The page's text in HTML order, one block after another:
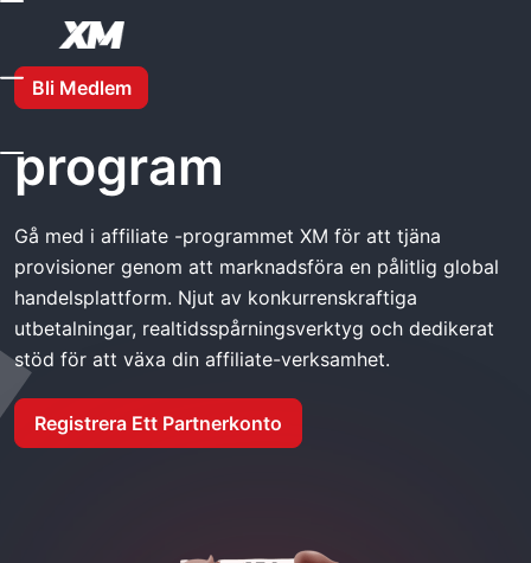
Bli Medlem
Hemma XM Affiliate-Program
XM Affiliate-
program
Gå med i affiliate -programmet XM för att tjäna
provisioner genom att marknadsföra en pålitlig global
handelsplattform. Njut av konkurrenskraftiga
utbetalningar, realtidsspårningsverktyg och dedikerat
stöd för att växa din affiliate-verksamhet.
Registrera Ett Partnerkonto